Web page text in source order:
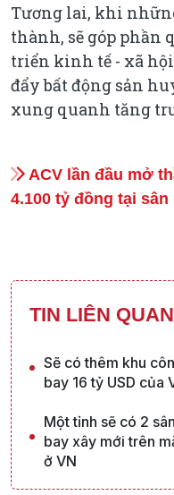
Tương lai, khi
thành, sẽ góp phần
triển kinh tế - xã
đẩy bất động sản
xung quanh tăng
ACV lần đầu mở
4.100 tỷ đồng tại
TIN LIÊN QUAN
Sẽ có thêm khu
bay 16 tỷ USD của
Một tỉnh sẽ có 2
bay xây mới trên
ở VN